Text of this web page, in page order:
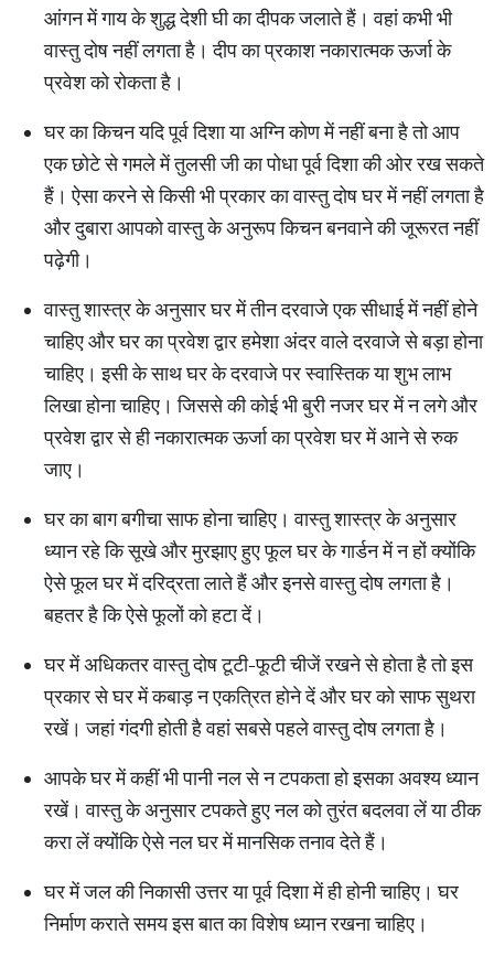
आंगन में गाय के शुद्ध देशी घी का दीपक जलाते हैं। वहां कभी भी
वास्तु दोष नहीं लगता है। दीप का प्रकाश नकारात्मक ऊर्जा के
प्रवेश को रोकता है।
घर का किचन यदि पूर्व दिशा या अग्नि कोण में नहीं बना है तो आप
एक छोटे से गमले में तुलसी जी का पोधा पूर्व दिशा की ओर रख सकते
हैं। ऐसा करने से किसी भी प्रकार का वास्तु दोष घर में नहीं लगता है
और दुबारा आपको वास्तु के अनुरूप किचन बनवाने की जूरूरत नहीं
पढ़ेगी।
वास्तु शास्त्र के अनुसार घर में तीन दरवाजे एक सीधाई में नहीं होने
चाहिए और घर का प्रवेश द्वार हमेशा अंदर वाले दरवाजे से बड़ा होना
चाहिए। इसी के साथ घर के दरवाजे पर स्वास्तिक या शुभ लाभ
लिखा होना चाहिए। जिससे की कोई भी बुरी नजर घर में न लगे और
प्रवेश द्वार से ही नकारात्मक ऊर्जा का प्रवेश घर में आने से रुक
जाए।
घर का बाग बगीचा साफ होना चाहिए। वास्तु शास्त्र के अनुसार
ध्यान रहे कि सूखे और मुरझाए हुए फूल घर के गार्डन में न हों क्योंकि
ऐसे फूल घर में दरिद्रता लाते हैं और इनसे वास्तु दोष लगता है।
बहतर है कि ऐसे फूलों को हटा दें।
घर में अधिकतर वास्तु दोष टूटी-फूटी चीजें रखने से होता है तो इस
प्रकार से घर में कबाड़ न एकत्रित होने दें और घर को साफ सुथरा
रखें। जहां गंदगी होती है वहां सबसे पहले वास्तु दोष लगता है।
आपके घर में कहीं भी पानी नल से न टपकता हो इसका अवश्य ध्यान
रखें। वास्तु के अनुसार टपकते हुए नल को तुरंत बदलवा लें या ठीक
करा लें क्योंकि ऐसे नल घर में मानसिक तनाव देते हैं।
घर में जल की निकासी उत्तर या पूर्व दिशा में ही होनी चाहिए। घर
निर्माण कराते समय इस बात का विशेष ध्यान रखना चाहिए।